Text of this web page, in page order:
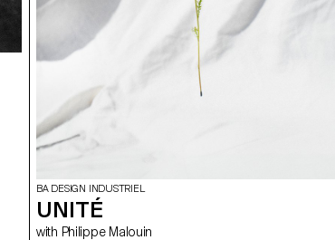
BA DESIGN INDUSTRIEL
UNITÉ
with Philippe Malouin